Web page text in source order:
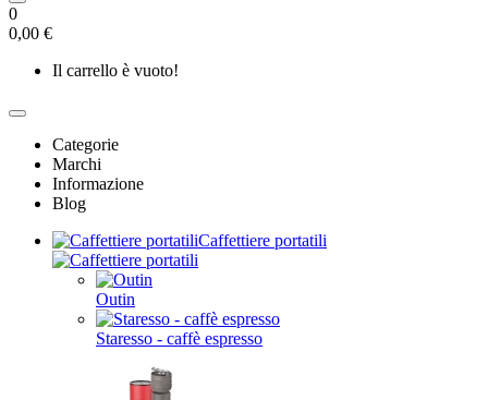
0
0,00 €
Il carrello è vuoto!
Categorie
Marchi
Informazione
Blog
Caffettiere portatili
Outin
Staresso - caffè espresso